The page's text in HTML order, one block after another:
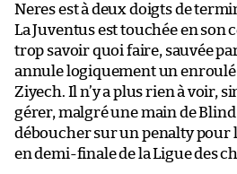
Neres est à deux doigts de
La Juventus est touchée en son
trop savoir quoi faire, sauvée
annule logiquement un
Ziyech. Il n’y a plus rien à voir,
gérer, malgré une main de
déboucher sur un penalty pour
en demi-finale de la Ligue des